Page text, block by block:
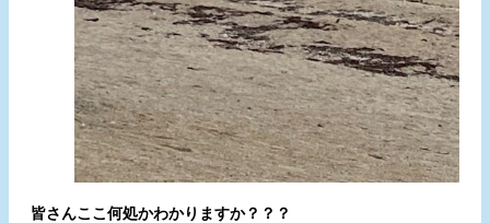
皆さんここ何処かわかりますか？？？